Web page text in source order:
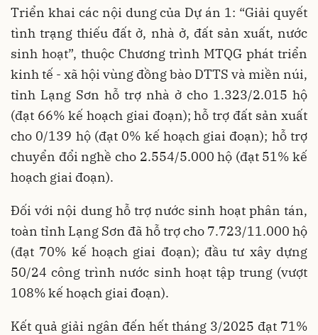
Triển khai các nội dung của Dự án 1: “Giải quyết
tình trạng thiếu đất ở, nhà ở, đất sản xuất, nước
sinh hoạt”, thuộc Chương trình MTQG phát triển
kinh tế - xã hội vùng đồng bào DTTS và miền núi,
tỉnh Lạng Sơn hỗ trợ nhà ở cho 1.323/2.015 hộ
(đạt 66% kế hoạch giai đoạn); hỗ trợ đất sản xuất
cho 0/139 hộ (đạt 0% kế hoạch giai đoạn); hỗ trợ
chuyển đổi nghề cho 2.554/5.000 hộ (đạt 51% kế
hoạch giai đoạn).
Đối với nội dung hỗ trợ nước sinh hoạt phân tán,
toàn tỉnh Lạng Sơn đã hỗ trợ cho 7.723/11.000 hộ
(đạt 70% kế hoạch giai đoạn); đầu tư xây dựng
50/24 công trình nước sinh hoạt tập trung (vượt
108% kế hoạch giai đoạn).
Kết quả giải ngân đến hết tháng 3/2025 đạt 71%